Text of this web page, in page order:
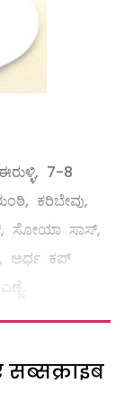
7-8
ಕರಿಬೇವು,
ಸೋಯಾ ಸಾಸ್‌,
ಅರ್ಧ ಕಪ್‌